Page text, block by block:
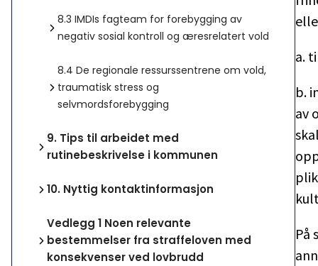
8.3 IMDIs fagteam for forebygging av
negativ sosial kontroll og æresrelatert vold
8.4 De regionale ressurssentrene om vold,
traumatisk stress og
selvmordsforebygging
9. Tips til arbeidet med
rutinebeskrivelse i kommunen
10. Nyttig kontaktinformasjon
Vedlegg 1 Noen relevante
bestemmelser fra straffeloven med
konsekvenser ved lovbrudd
a.
b.
av
På